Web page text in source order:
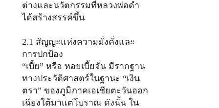
ต่างและนวัตกรรมที่หลวงพ่อดำ
ได้สร้างสรรค์ขึ้น
2.1 สัญญะแห่งความมั่งคั่งและ
การปกป้อง
“เบี้ย” หรือ หอยเบี้ยจั่น มีรากฐาน
ทางประวัติศาสตร์ในฐานะ “เงิน
ตรา” ของภูมิภาคเอเชียตะวันออก
เฉียงใต้มาแต่โบราณ ดังนั้น ใน